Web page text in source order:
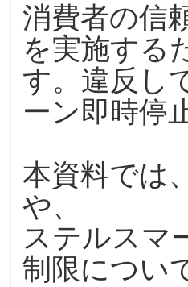
消費者の信
を実施する
す。違反し
ーン即時停
本資料では
や、
ステルスマ
制限につい